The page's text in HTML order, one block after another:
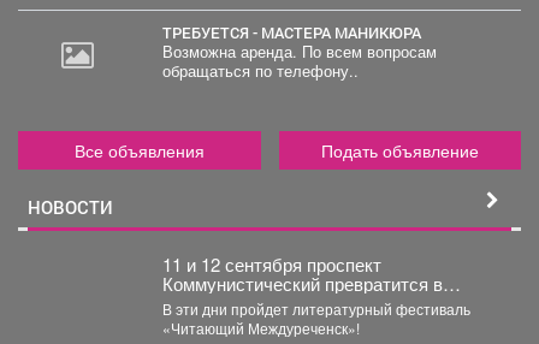
ТРЕБУЕТСЯ - МАСТЕРА МАНИКЮРА
Возможна аренда. По всем вопросам
обращаться по телефону..
Все объявления Подать объявление
НОВОСТИ
11 и 12 сентября проспект
Коммунистический превратится в
огромную литературную сцену под
открытым небом.
В эти дни пройдет литературный фестиваль
«Читающий Междуреченск»!